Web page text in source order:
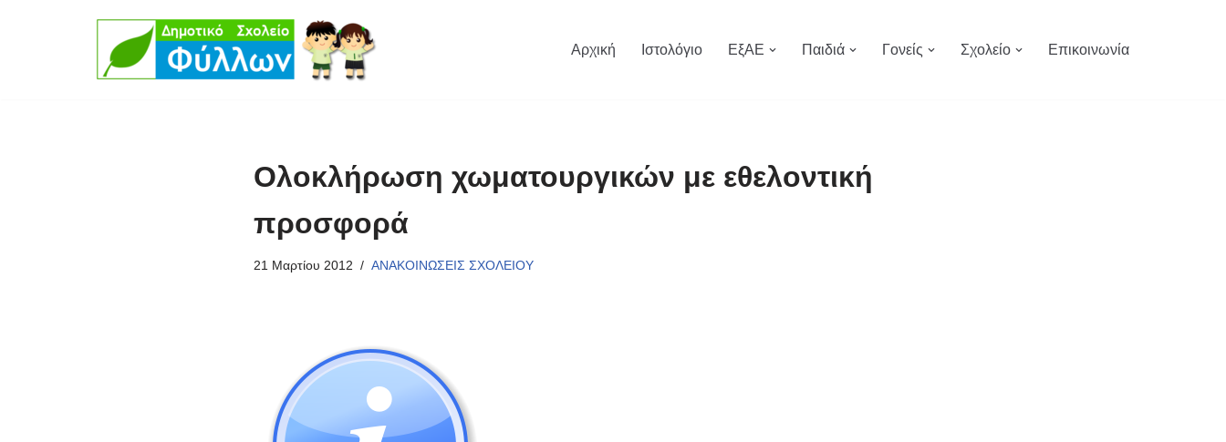
Αρχική Ιστολόγιο ΕξΑΕ Παιδιά Γονείς Σχολείο Επικοινωνία
Ολοκλήρωση χωματουργικών με εθελοντική
προσφορά
21 Μαρτίου 2012 ΑΝΑΚΟΙΝΩΣΕΙΣ ΣΧΟΛΕΙΟΥ